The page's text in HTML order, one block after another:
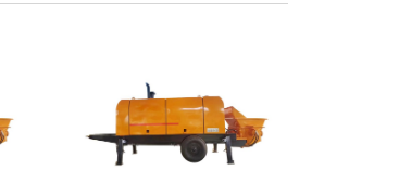
Salida máxima
60 M³/H
Presión máxima